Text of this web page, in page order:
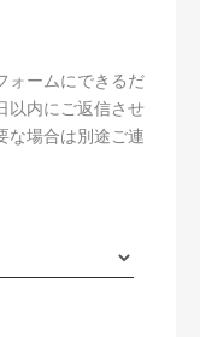
ォームにできるだ
以内にご返信させ
な場合は別途ご連